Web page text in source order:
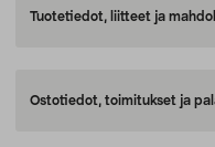
Tuotetiedot, liitteet ja
Ostotiedot, toimitukset ja